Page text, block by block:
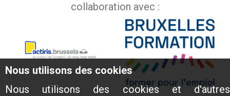
Nous utilisons des cookies
Nous utilisons des cookies et d'autres
collaboration avec :